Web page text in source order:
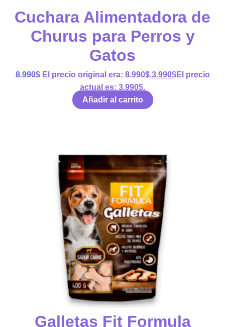
Cuchara Alimentadora de
Churus para Perros y
Gatos
8.990$ El precio original era: 8.990$.3.990$El precio
actual es: 3.990$.
Añadir al carrito
Galletas Fit Formula